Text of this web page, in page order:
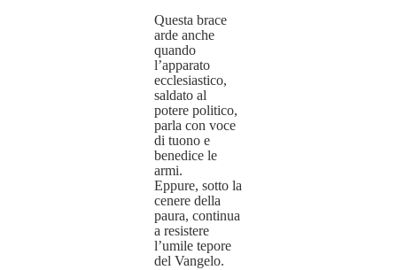
Questa brace
arde anche
quando
l’apparato
ecclesiastico,
saldato al
potere politico,
parla con voce
di tuono e
benedice le
armi.
Eppure, sotto la
cenere della
paura, continua
a resistere
l’umile tepore
del Vangelo.